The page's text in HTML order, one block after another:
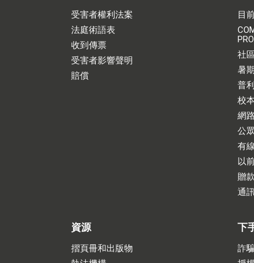
受害者權利法案
法庭術語表
收到傳票
受害者影響聲明
賠償
目
社
暑
普
校
網
公
有
以
贈
通
資源
摺頁冊和出版物
下
詐